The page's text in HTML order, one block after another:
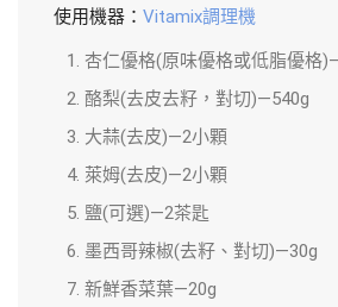
使用機器： Vitamix調理機
杏仁優格(原味優格或低脂優格
酪梨(去皮去籽，對切)—540g
大蒜(去皮)—2小顆
萊姆(去皮)—2小顆
鹽(可選)—2茶匙
墨西哥辣椒(去籽、對切)—30g
新鮮香菜葉—20g